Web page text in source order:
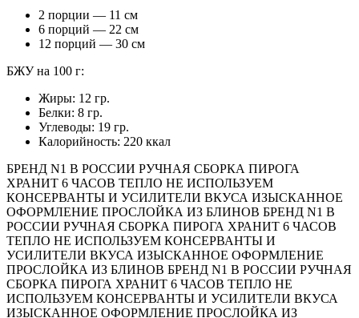
2 порции — 11 см
6 порций — 22 см
12 порций — 30 см
БЖУ на 100 г:
Жиры: 12 гр.
Белки: 8 гр.
Углеводы: 19 гр.
Калорийность: 220 ккал
БРЕНД N1 В РОССИИ РУЧНАЯ СБОРКА ПИРОГА
ХРАНИТ 6 ЧАСОВ ТЕПЛО НЕ ИСПОЛЬЗУЕМ
КОНСЕРВАНТЫ И УСИЛИТЕЛИ ВКУСА ИЗЫСКАННОЕ
ОФОРМЛЕНИЕ ПРОСЛОЙКА ИЗ БЛИНОВ БРЕНД N1 В
РОССИИ РУЧНАЯ СБОРКА ПИРОГА ХРАНИТ 6 ЧАСОВ
ТЕПЛО НЕ ИСПОЛЬЗУЕМ КОНСЕРВАНТЫ И
УСИЛИТЕЛИ ВКУСА ИЗЫСКАННОЕ ОФОРМЛЕНИЕ
ПРОСЛОЙКА ИЗ БЛИНОВ БРЕНД N1 В РОССИИ РУЧНАЯ
СБОРКА ПИРОГА ХРАНИТ 6 ЧАСОВ ТЕПЛО НЕ
ИСПОЛЬЗУЕМ КОНСЕРВАНТЫ И УСИЛИТЕЛИ ВКУСА
ИЗЫСКАННОЕ ОФОРМЛЕНИЕ ПРОСЛОЙКА ИЗ